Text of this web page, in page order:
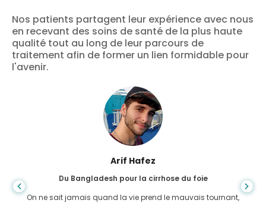
Nos patients partagent leur expérience avec nous
en recevant des soins de santé de la plus haute
qualité tout au long de leur parcours de
traitement afin de former un lien formidable pour
l'avenir.
Arif Hafez
Du Bangladesh pour la cirrhose du foie
On ne sait jamais quand la vie prend le mauvais tournant,